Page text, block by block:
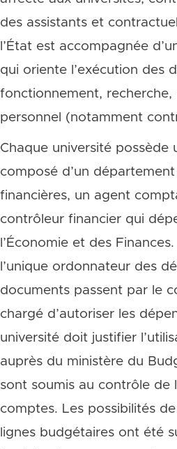
des assistants et
l’État est accompagnée
qui oriente l’exécution des
fonctionnement, recherche,
personnel (notamment
Chaque université possède
composé d’un
financières, un agent
contrôleur financier qui
l’Économie et des
l’unique ordonnateur des
documents passent par le
chargé d’autoriser les
université doit justifier
auprès du ministère du
sont soumis au contrôle de
comptes. Les possibilités
lignes budgétaires ont été